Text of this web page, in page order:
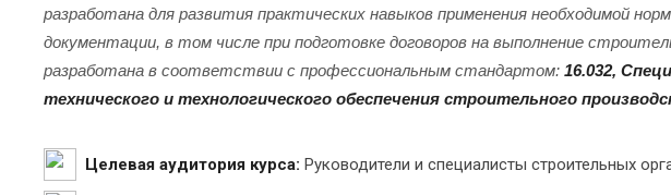
разработана для развития практических навыков применения необходимой
документации, в том числе при подготовке договоров на выполнение
разработана в соответствии с профессиональным стандартом: 16.032,
технического и технологического обеспечения строительного
Целевая аудитория курса: Руководители и специалисты строительных